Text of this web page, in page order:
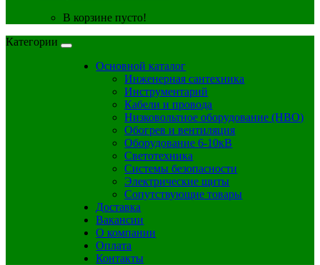
В корзине пусто!
Категории
Основной каталог
Инженерная сантехника
Инструментарий
Кабели и провода
Низковольтное оборудование (НВО)
Обогрев и вентиляция
Оборудование 6-10кВ
Светотехника
Системы безопасности
Электрические щиты
Сопутствующие товары
Доставка
Вакансии
О компании
Оплата
Контакты